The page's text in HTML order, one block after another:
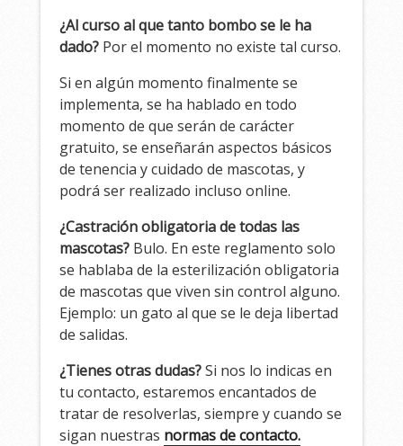
¿Al curso al que tanto bombo se le ha
dado? Por el momento no existe tal curso.
Si en algún momento finalmente se
implementa, se ha hablado en todo
momento de que serán de carácter
gratuito, se enseñarán aspectos básicos
de tenencia y cuidado de mascotas, y
podrá ser realizado incluso online.
¿Castración obligatoria de todas las
mascotas? Bulo. En este reglamento solo
se hablaba de la esterilización obligatoria
de mascotas que viven sin control alguno.
Ejemplo: un gato al que se le deja libertad
de salidas.
¿Tienes otras dudas?Si nos lo indicas en
tu contacto, estaremos encantados de
tratar de resolverlas, siempre y cuando se
sigan nuestras normas de contacto.